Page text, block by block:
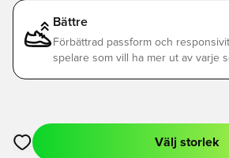
Bättre
Förbättrad passform och
spelare som vill ha mer ut av varje
Öppnar en Modal för att logga in eller
Välj storlek